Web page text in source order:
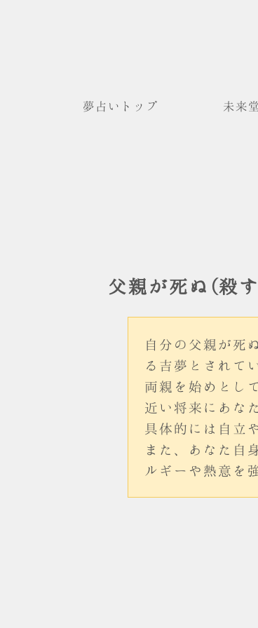
夢占いトップ 未来
父親が死ぬ(殺
自分の父親が死
る吉夢とされて
両親を始めとし
近い将来にあな
具体的には自立
また、あなた自
ルギーや熱意を